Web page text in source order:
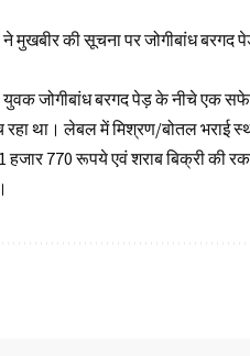
की सूचना पर जोगीबांध बरगद
युवक जोगीबांध बरगद पेड़ के नीचे एक
रहा था। लेबल में मिश्रण/बोतल भराई
770 रूपये एवं शराब बिक्री